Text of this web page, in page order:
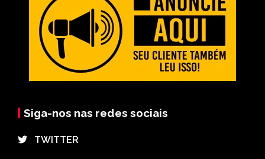
Siga-nos nas redes sociais
⠀TWITTER